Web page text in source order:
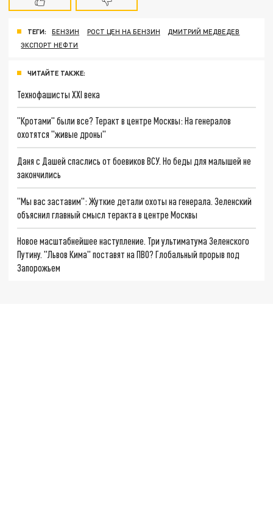
ТЕГИ: БЕНЗИН РОСТ ЦЕН НА БЕНЗИН
ДМИТРИЙ МЕДВЕДЕВ
ЭКСПОРТ НЕФТИ
ЧИТАЙТЕ ТАКЖЕ:
Технофашисты XXI века
"Кротами" были все? Теракт в центре Москвы: На генералов
охотятся "живые дроны"
Даня с Дашей спаслись от боевиков ВСУ. Но беды для малышей не
закончились
"Мы вас заставим": Жуткие детали охоты на генерала. Зеленский
объяснил главный смысл теракта в центре Москвы
Новое масштабнейшее наступление. Три ультиматума Зеленского
Путину. "Львов Кима" поставят на ПВО? Глобальный прорыв под
Запорожьем